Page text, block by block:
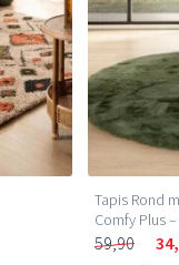
Tapis Rond
Comfy Plus
59,90